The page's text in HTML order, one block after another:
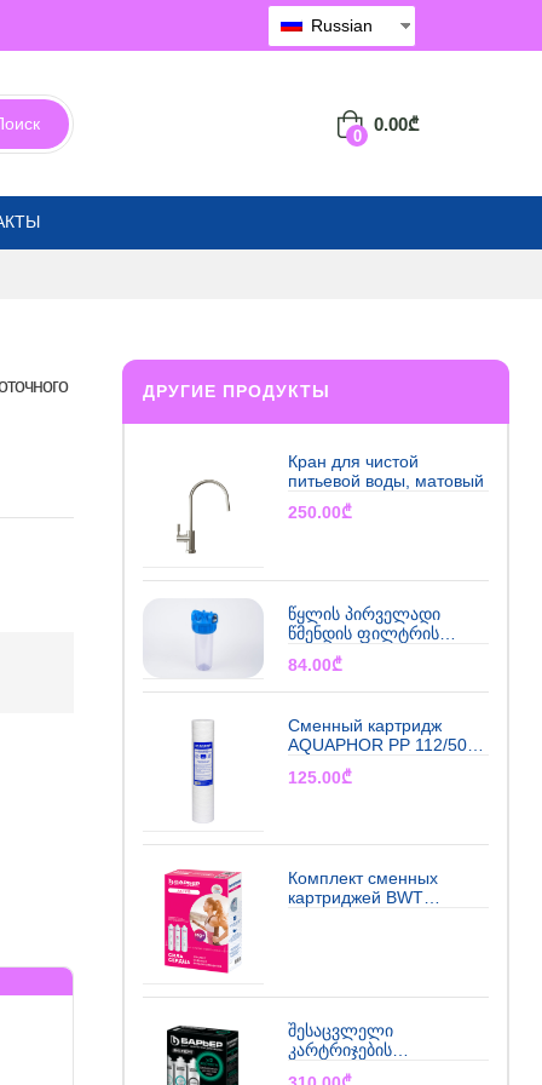
Russian
0
0.00₾
ДРУГИЕ ПРОДУКТЫ
Кран для чистой
питьевой воды, матовый
250.00₾
წყლის პირველადი
წმენდის ფილტრის
კორპუსი NANOFILTER
გრინ აქვა
84.00₾
Сменный картридж
AQUAPHOR РР 112/508
5 мкм х/в (намоточного
типа)
125.00₾
Комплект сменных
картриджей BWT
შესაცვლელი
კარტრიჯების
კომპლექტი BWT